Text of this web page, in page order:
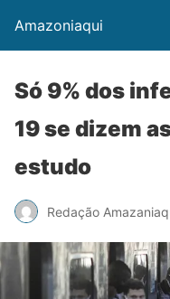
Amazoniaqui
Só 9% dos
19 se dizem
estudo
Redação